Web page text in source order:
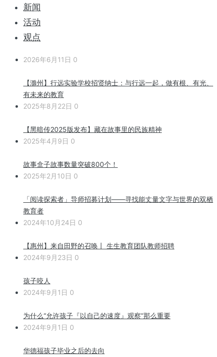
新闻
活动
观点
2026年6月11日 0
【滁州】行远实验学校招贤纳士：与行远一起，做有根、有光、
有未来的教育
2025年8月22日 0
【黑暗传2025版发布】藏在故事里的民族精神
2025年4月9日 0
故事盒子故事数量突破800个！
2025年2月10日 0
「阅读探索者」导师招募计划——寻找能丈量文字与世界的双栖
教育者
2024年10月24日 0
【惠州】来自田野的召唤丨 生生教育团队教师招聘
2024年9月23日 0
孩子咬人
2024年9月1日 0
为什么“允许孩子『以自己的速度』观察”那么重要
2024年9月1日 0
华德福孩子毕业之后的去向